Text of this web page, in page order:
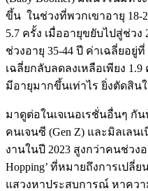
ขึ้น ในช่วงที่พวกเขาอายุ 18-
5.7 ครั้ง เมื่ออายุขยับไปสู่ช่วง
ช่วงอายุ 35-44 ปี ค่าเฉลี่ยอยู่
เฉลี่ยกลับลดลงเหลือเพียง
มีอายุมากขึ้นเท่าไร ยิ่งตัดสิน
มาดูต่อในเจเนอเรชั่นอื่นๆ กั
คนเจนซี (Gen Z) และมิลเลน
งานในปี 2023 สูงกว่าคนช่วง
Hopping’ ที่หมายถึงการเปลี่
แสวงหาประสบการณ์ หาคว